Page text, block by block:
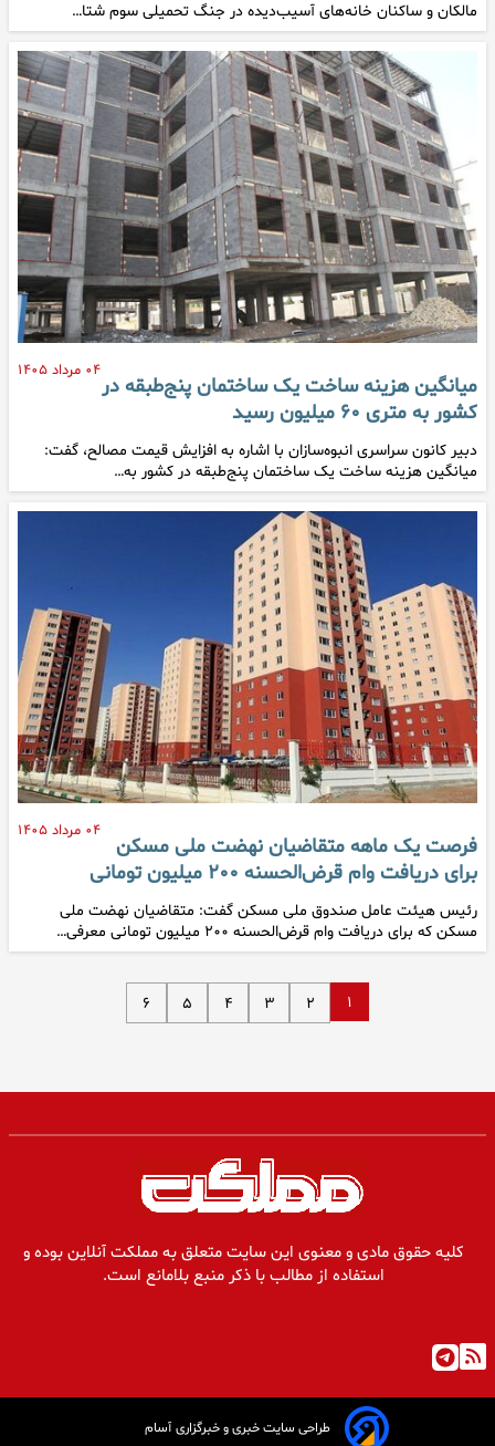
مالکان و ساکنان خانه‌های آسیب‌دیده در جنگ تحمیلی سوم شتا…
۰۴ مرداد ۱۴۰۵
میانگین هزینه ساخت یک ساختمان پنج‌طبقه در
کشور به متری ۶۰ میلیون رسید
دبیر کانون سراسری انبوه‌سازان با اشاره به افزایش قیمت مصالح، گفت:
میانگین هزینه ساخت یک ساختمان پنج‌طبقه در کشور به…
۰۴ مرداد ۱۴۰۵
فرصت یک ماهه متقاضیان نهضت ملی مسکن
برای دریافت وام قرض‌الحسنه ۲۰۰ میلیون تومانی
رئیس هیئت عامل صندوق ملی مسکن گفت: متقاضیان نهضت ملی
مسکن که برای دریافت وام قرض‌الحسنه ۲۰۰ میلیون تومانی معرفی…
۱ ۲ ۳ ۴ ۵ ۶
کلیه حقوق مادی و معنوی این سایت متعلق به مملکت آنلاین بوده و
استفاده از مطالب با ذکر منبع بلامانع است.
طراحی سایت خبری و خبرگزاری آسام